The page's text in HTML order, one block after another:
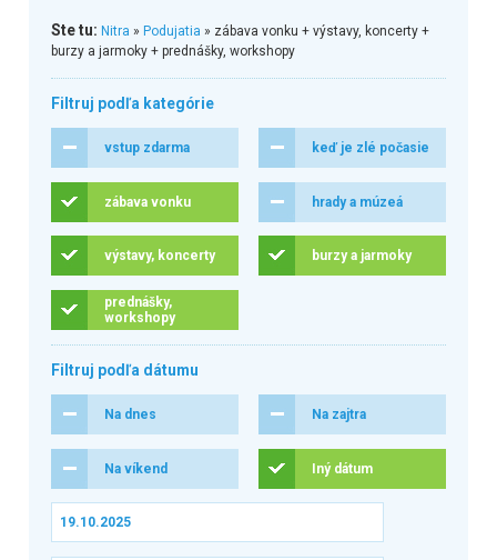
Ste tu: Nitra » Podujatia » zábava vonku + výstavy, koncerty +
burzy a jarmoky + prednášky, workshopy
Filtruj podľa kategórie
vstup zdarma keď je zlé počasie
zábava vonku hrady a múzeá
výstavy, koncerty burzy a jarmoky
prednášky,
workshopy
Filtruj podľa dátumu
Na dnes Na zajtra
Na víkend Iný dátum